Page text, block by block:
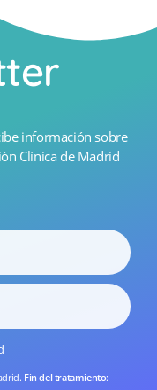
información sobre
Clínica de Madrid
Fin del tratamiento: